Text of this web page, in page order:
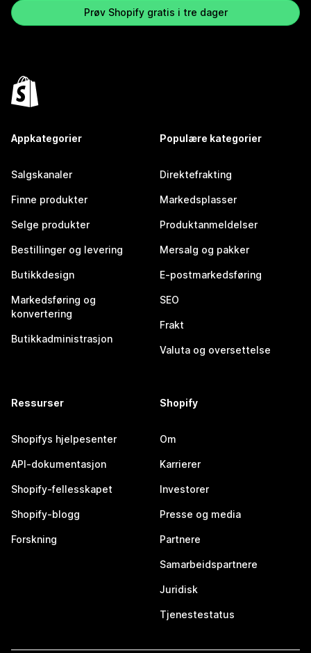
Prøv Shopify gratis i tre dager
Appkategorier
Salgskanaler
Finne produkter
Selge produkter
Bestillinger og levering
Butikkdesign
Markedsføring og
konvertering
Butikkadministrasjon
Populære kategorier
Direktefrakting
Markedsplasser
Produktanmeldelser
Mersalg og pakker
E-postmarkedsføring
SEO
Frakt
Valuta og oversettelse
Ressurser
Shopifys hjelpesenter
API-dokumentasjon
Shopify-fellesskapet
Shopify-blogg
Forskning
Shopify
Om
Karrierer
Investorer
Presse og media
Partnere
Samarbeidspartnere
Juridisk
Tjenestestatus